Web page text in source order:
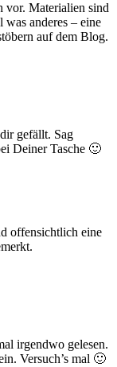
vor. Materialien sind
anderes – eine
auf dem Blog.
gefällt. Sag
Deiner Tasche 🙂
offensichtlich eine
irgendwo gelesen.
Versuch’s mal 🙂